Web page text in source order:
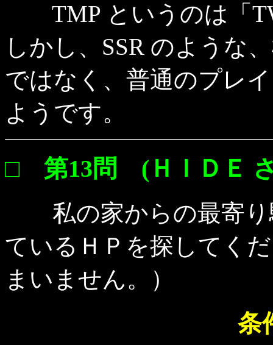
TMP というのは「
しかし、SSR のような
ではなく、普通のプレ
ようです。
□ 第13問 (ＨＩＤＥ
私の家からの最寄り
ているＨＰを探してく
まいません。）
条